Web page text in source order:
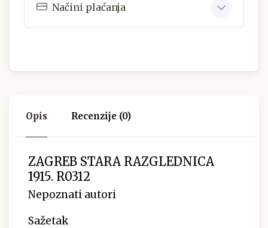
Načini plaćanja
Opis Recenzije (0)
ZAGREB STARA RAZGLEDNICA
1915. R0312
Nepoznati autori
Sažetak